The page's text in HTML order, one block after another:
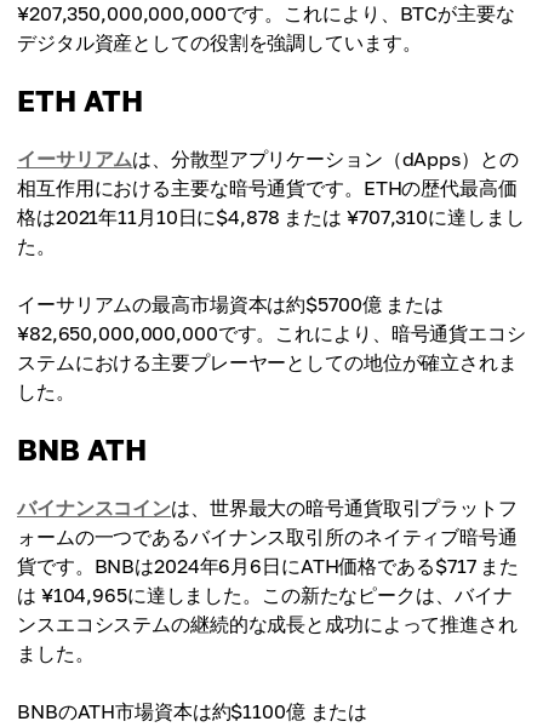
¥207,350,000,000,000です。これにより、BTCが主要な
デジタル資産としての役割を強調しています。
ETH ATH
イーサリアムは、分散型アプリケーション（dApps）との
相互作用における主要な暗号通貨です。ETHの歴代最高価
格は2021年11月10日に$4,878 または ¥707,310に達しまし
た。
イーサリアムの最高市場資本は約$5700億 または
¥82,650,000,000,000です。これにより、暗号通貨エコシ
ステムにおける主要プレーヤーとしての地位が確立されま
した。
BNB ATH
バイナンスコインは、世界最大の暗号通貨取引プラットフ
ォームの一つであるバイナンス取引所のネイティブ暗号通
貨です。BNBは2024年6月6日にATH価格である$717 また
は ¥104,965に達しました。この新たなピークは、バイナ
ンスエコシステムの継続的な成長と成功によって推進され
ました。
BNBのATH市場資本は約$1100億 または